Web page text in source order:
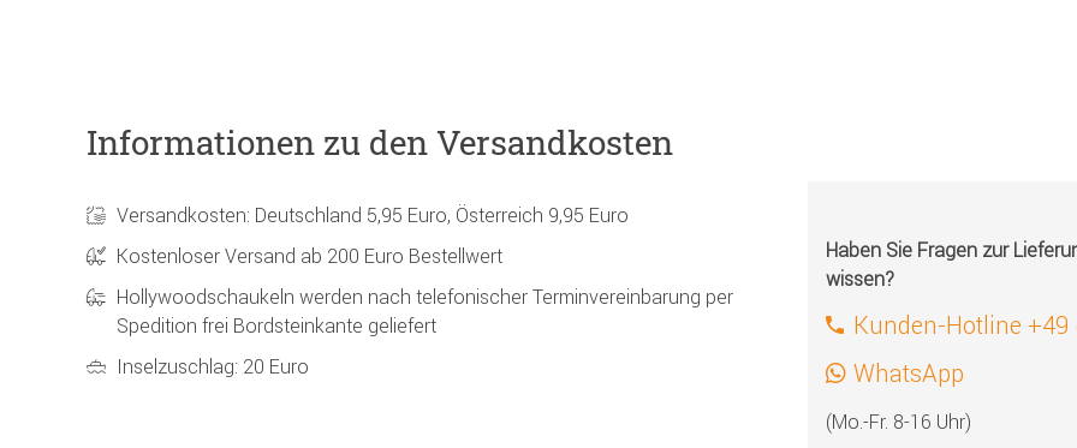
Informationen zu den Versandkosten
Versandkosten: Deutschland 5,95 Euro, Österreich 9,95 Euro
Kostenloser Versand ab 200 Euro Bestellwert
Hollywoodschaukeln werden nach telefonischer Terminvereinbarung per
Spedition frei Bordsteinkante geliefert
Inselzuschlag: 20 Euro
Haben Sie Fragen zur
wissen?
Kunden-Hotline +49
WhatsApp
(Mo.-Fr. 8-16 Uhr)